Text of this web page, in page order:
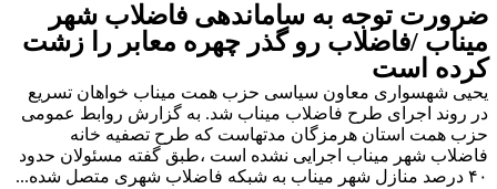
ضرورت توجه به ساماندهی فاضلاب شهر
میناب /فاضلاب رو گذر چهره معابر را زشت
کرده است
یحیی شهسواری معاون سیاسی حزب همت میناب خواهان تسریع
در روند اجرای طرح فاضلاب میناب شد. به گزارش روابط عمومی
حزب همت استان هرمزگان مدتهاست که طرح تصفیه خانه
فاضلاب شهر میناب اجرایی نشده است ،طبق گفته مسئولان حدود
۴۰ درصد منازل شهر میناب به شبکه فاضلاب شهری متصل شده...